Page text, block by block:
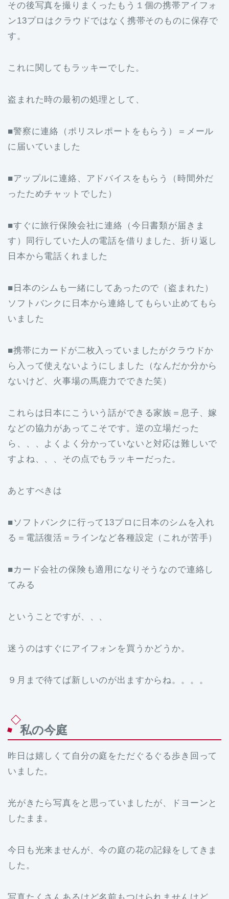
その後写真を撮りまくったもう１個の携帯アイフォ
ン13プロはクラウドではなく携帯そのものに保存で
す。
これに関してもラッキーでした。
盗まれた時の最初の処理として、
■警察に連絡（ポリスレポートをもらう）＝メール
に届いていました
■アップルに連絡、アドバイスをもらう（時間外だ
ったためチャットでした）
■すぐに旅行保険会社に連絡（今日書類が届きま
す）同行していた人の電話を借りました、折り返し
日本から電話くれました
■日本のシムも一緒にしてあったので（盗まれた）
ソフトバンクに日本から連絡してもらい止めてもら
いました
■携帯にカードが二枚入っていましたがクラウドか
ら入って使えないようにしました（なんだか分から
ないけど、火事場の馬鹿力でできた笑）
これらは日本にこういう話ができる家族＝息子、嫁
などの協力があってこそです。逆の立場だった
ら、、、よくよく分かっていないと対応は難しいで
すよね、、、その点でもラッキーだった。
あとすべきは
■ソフトバンクに行って13プロに日本のシムを入れ
る＝電話復活＝ラインなど各種設定（これが苦手）
■カード会社の保険も適用になりそうなので連絡し
てみる
ということですが、、、
迷うのはすぐにアイフォンを買うかどうか。
９月まで待てば新しいのが出ますからね。。。。
私の今庭
昨日は嬉しくて自分の庭をただぐるぐる歩き回って
いました。
光がきたら写真をと思っていましたが、ドヨーンと
したまま。
今日も光来ませんが、今の庭の花の記録をしてきま
した。